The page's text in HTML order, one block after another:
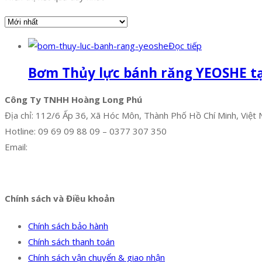
Đọc tiếp
Bơm Thủy lực bánh răng YEOSHE
Công Ty TNHH Hoàng Long Phú
Địa chỉ: 112/6 Ấp 36, Xã Hóc Môn, Thành Phố Hồ Chí Minh, Việt
Hotline: 09 69 09 88 09 – 0377 307 350
Email:
Chính sách và Điều khoản
Chính sách bảo hành
Chính sách thanh toán
Chính sách vận chuyển & giao nhận